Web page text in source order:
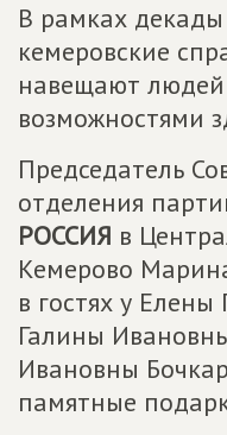
В рамках
кемеровские
навещают
возможностями
Председатель
отделения
РОССИЯ в
Кемерово
в гостях у
Галины
Ивановны
памятные